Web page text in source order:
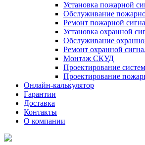
Установка пожарной
Обслуживание
Ремонт пожарной
Установка охранной
Обслуживание
Ремонт охранной
Монтаж СКУД
Проектирование
Проектирование
Онлайн-калькулятор
Гарантии
Доставка
Контакты
О компании